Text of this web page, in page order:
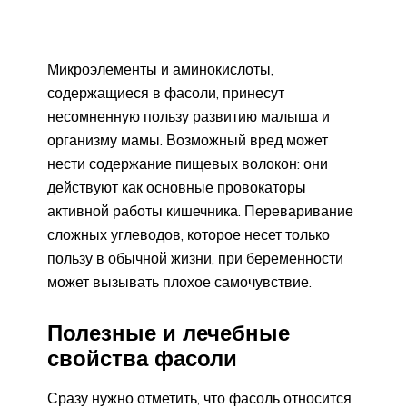
Микроэлементы и аминокислоты,
содержащиеся в фасоли, принесут
несомненную пользу развитию малыша и
организму мамы. Возможный вред может
нести содержание пищевых волокон: они
действуют как основные провокаторы
активной работы кишечника. Переваривание
сложных углеводов, которое несет только
пользу в обычной жизни, при беременности
может вызывать плохое самочувствие.
Полезные и лечебные
свойства фасоли
Сразу нужно отметить, что фасоль относится